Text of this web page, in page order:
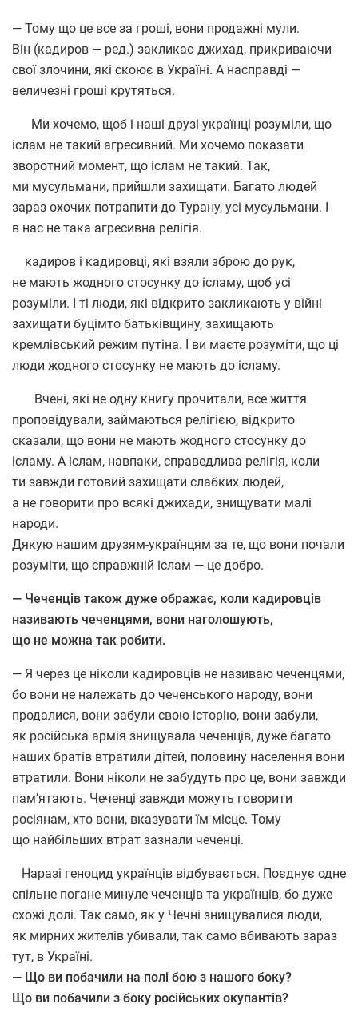
— Тому що це все за гроші, вони продажні мули.
Він (кадиров — ред.) закликає джихад, прикриваючи
свої злочини, які скоює в Україні. А насправді —
величезні гроші крутяться.
Ми хочемо, щоб і наші друзі-українці розуміли, що
іслам не такий агресивний. Ми хочемо показати
зворотний момент, що іслам не такий. Так,
ми мусульмани, прийшли захищати. Багато людей
зараз охочих потрапити до Турану, усі мусульмани. І
в нас не така агресивна релігія.
кадиров і кадировці, які взяли зброю до рук,
не мають жодного стосунку до ісламу, щоб усі
розуміли. І ті люди, які відкрито закликають у війні
захищати буцімто батьківщину, захищають
кремлівський режим путіна. І ви маєте розуміти, що ці
люди жодного стосунку не мають до ісламу.
Вчені, які не одну книгу прочитали, все життя
проповідували, займаються релігією, відкрито
сказали, що вони не мають жодного стосунку до
ісламу. А іслам, навпаки, справедлива релігія, коли
ти завжди готовий захищати слабких людей,
а не говорити про всякі джихади, знищувати малі
народи.
Дякую нашим друзям-українцям за те, що вони почали
розуміти, що справжній іслам — це добро.
— Чеченців також дуже ображає, коли кадировців
називають чеченцями, вони наголошують,
що не можна так робити.
— Я через це ніколи кадировців не називаю чеченцями,
бо вони не належать до чеченського народу, вони
продалися, вони забули свою історію, вони забули,
як російська армія знищувала чеченців, дуже багато
наших братів втратили дітей, половину населення вони
втратили. Вони ніколи не забудуть про це, вони завжди
пам’ятають. Чеченці завжди можуть говорити
росіянам, хто вони, вказувати їм місце. Тому
що найбільших втрат зазнали чеченці.
Наразі геноцид українців відбувається. Поєднує одне
спільне погане минуле чеченців та українців, бо дуже
схожі долі. Так само, як у Чечні знищувалися люди,
як мирних жителів убивали, так само вбивають зараз
тут, в Україні.
— Що ви побачили на полі бою з нашого боку?
Що ви побачили з боку російських окупантів?